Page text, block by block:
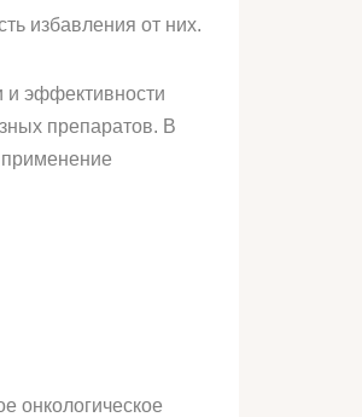
избавления от них.
и эффективности
препаратов. В
онкологическое